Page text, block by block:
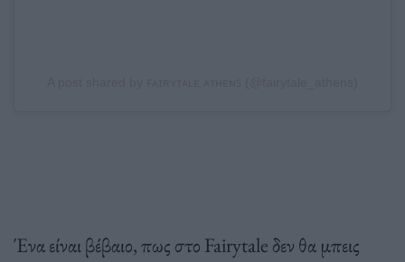
Ένα είναι βέβαιο, πως στο Fairytale δεν θα μπεις